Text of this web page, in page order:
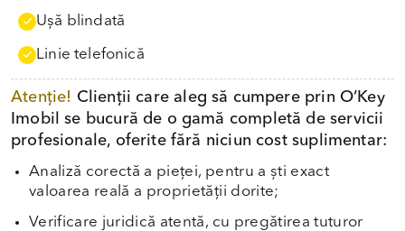
Uşă blindată
Linie telefonică
Atenție! Clienții care aleg să cumpere prin O’Key
Imobil se bucură de o gamă completă de servicii
profesionale, oferite fără niciun cost suplimentar:
Analiză corectă a pieței, pentru a ști exact
valoarea reală a proprietății dorite;
Verificare juridică atentă, cu pregătirea tuturor